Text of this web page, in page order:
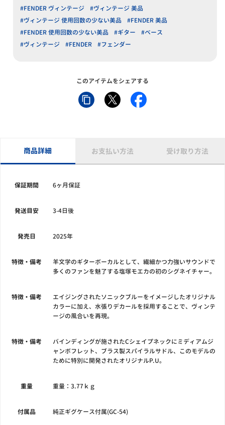
#FENDER ヴィンテージ
#ヴィンテージ 美品
#ヴィンテージ 使用回数の少ない美品
#FENDER 美品
#FENDER 使用回数の少ない美品
#ギター
#ベース
#ヴィンテージ
#FENDER #フェンダー
このアイテムをシェアする
商品詳細 お支払い方法 受け取り方法
保証期間 6ヶ月保証
発送目安 3-4日後
発売日 2025年
特徴・備考
羊文学のギターボーカルとして、繊細かつ力強いサウンドで
多くのファンを魅了する塩塚モエカの初のシグネイチャー。
特徴・備考
エイジングされたソニックブルーをイメージしたオリジナル
カラーに加え、水張りデカールを採用することで、ヴィンテ
ージの風合いを再現。
特徴・備考
バインディングが施されたCシェイプネックにミディアムジ
ャンボフレット、ブラス製スパイラルサドル、このモデルの
ために特別に開発されたオリジナルP.U。
重量 重量：3.77ｋｇ
付属品 純正ギグケース付属(GC-54)